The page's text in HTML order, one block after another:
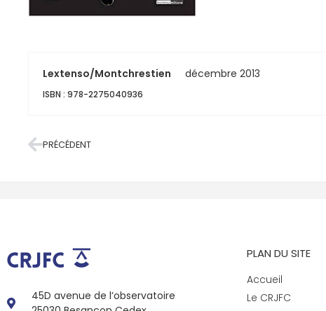
Lextenso/Montchrestien décembre 2013
ISBN : 978-2275040936
PRÉCÉDENT
45D avenue de l’observatoire
PLAN DU SITE
Accueil
Le CRJFC